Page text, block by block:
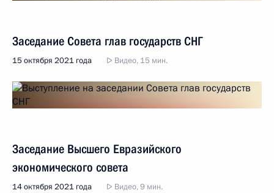
Заседание Совета глав государств СНГ
15 октября 2021 года Видео, 15 мин.
Заседание Высшего Евразийского
экономического совета
14 октября 2021 года Видео, 9 мин.